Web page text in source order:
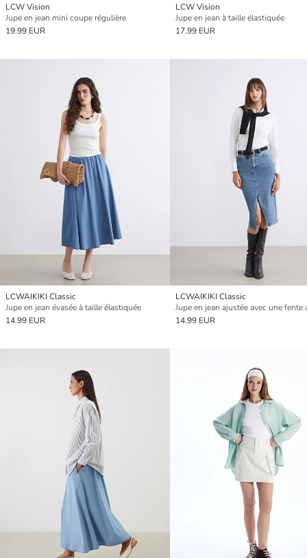
LCW Vision
Jupe en jean mini coupe régulière
19.99 EUR
LCW Vision
Jupe en jean à taille élastiquée
17.99 EUR
LCWAIKIKI Classic
Jupe en jean évasée à taille élastiquée
14.99 EUR
LCWAIKIKI Classic
14.99 EUR